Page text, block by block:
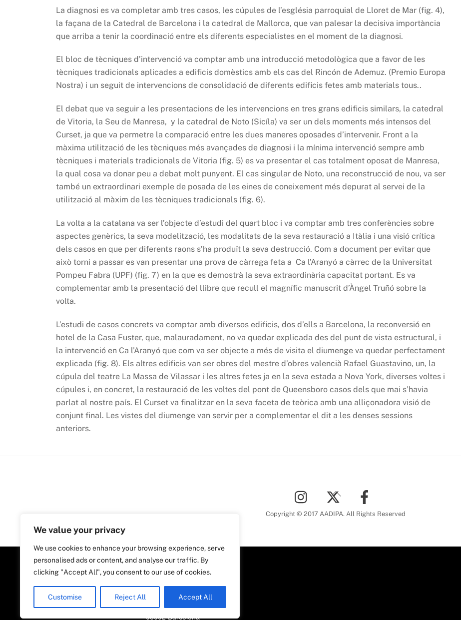
We value your privacy
We use cookies to enhance your browsing experience, serve
personalised ads or content, and analyse our traffic. By
clicking "Accept All", you consent to our use of cookies.
Customise Reject All Accept All
La diagnosi es va completar amb tres casos, les cúpules de l’església parroquial de Lloret de Mar (fig. 4),
la façana de la Catedral de Barcelona i la catedral de Mallorca, que van palesar la decisiva importància
que arriba a tenir la coordinació entre els diferents especialistes en el moment de la diagnosi.
El bloc de tècniques d’intervenció va comptar amb una introducció metodològica que a favor de les
tècniques tradicionals aplicades a edificis domèstics amb els cas del Rincón de Ademuz. (Premio Europa
Nostra) i un seguit de intervencions de consolidació de diferents edificis fetes amb materials tous..
El debat que va seguir a les presentacions de les intervencions en tres grans edificis similars, la catedral
de Vitoria, la Seu de Manresa, y la catedral de Noto (Sicíla) va ser un dels moments més intensos del
Curset, ja que va permetre la comparació entre les dues maneres oposades d’intervenir. Front a la
màxima utilització de les tècniques més avançades de diagnosi i la mínima intervenció sempre amb
tècniques i materials tradicionals de Vitoria (fig. 5) es va presentar el cas totalment oposat de Manresa,
la qual cosa va donar peu a debat molt punyent. El cas singular de Noto, una reconstrucció de nou, va ser
també un extraordinari exemple de posada de les eines de coneixement més depurat al servei de la
utilització al màxim de les tècniques tradicionals (fig. 6).
La volta a la catalana va ser l’objecte d’estudi del quart bloc i va comptar amb tres conferències sobre
aspectes genèrics, la seva modelització, les modalitats de la seva restauració a Itàlia i una visió crítica
dels casos en que per diferents raons s’ha produït la seva destrucció. Com a document per evitar que
això torni a passar es van presentar una prova de càrrega feta a Ca l’Aranyó a càrrec de la Universitat
Pompeu Fabra (UPF) (fig. 7) en la que es demostrà la seva extraordinària capacitat portant. Es va
complementar amb la presentació del llibre que recull el magnífic manuscrit d’Àngel Truñó sobre la
volta.
L’estudi de casos concrets va comptar amb diversos edificis, dos d’ells a Barcelona, la reconversió en
hotel de la Casa Fuster, que, malauradament, no va quedar explicada des del punt de vista estructural, i
la intervenció en Ca l’Aranyó que com va ser objecte a més de visita el diumenge va quedar perfectament
explicada (fig. 8). Els altres edificis van ser obres del mestre d’obres valencià Rafael Guastavino, un, la
cúpula del teatre La Massa de Vilassar i les altres fetes ja en la seva estada a Nova York, diverses voltes i
cúpules i, en concret, la restauració de les voltes del pont de Queensboro casos dels que mai s’havia
parlat al nostre país. El Curset va finalitzar en la seva faceta de teòrica amb una alliçonadora visió de
conjunt final. Les vistes del diumenge van servir per a complementar el dit a les denses sessions
anteriors.
To
Top
Copyright © 2017 AADIPA. All Rights Reserved
08002 Barcelona